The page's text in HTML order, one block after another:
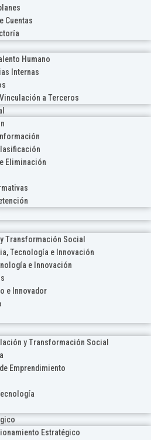
Cuentas
Humano
Internas
a Terceros
Eliminación
Transformación Social
Tecnología e Innovación
e Innovación
e Innovador
y Transformación Social
Emprendimiento
Estratégico